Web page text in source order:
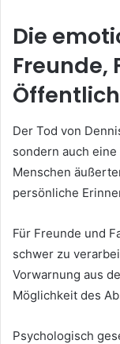
Die
Freunde,
Der Tod von
sondern auch
Menschen
persönliche
Für Freunde und
schwer zu
Vorwarnung aus
Möglichkeit des
Psychologisch